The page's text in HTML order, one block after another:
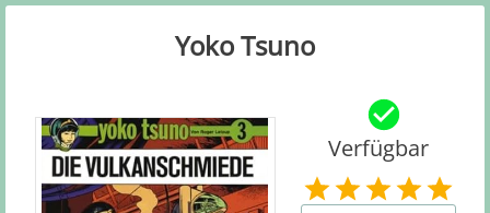
Yoko Tsuno
Verfügbar